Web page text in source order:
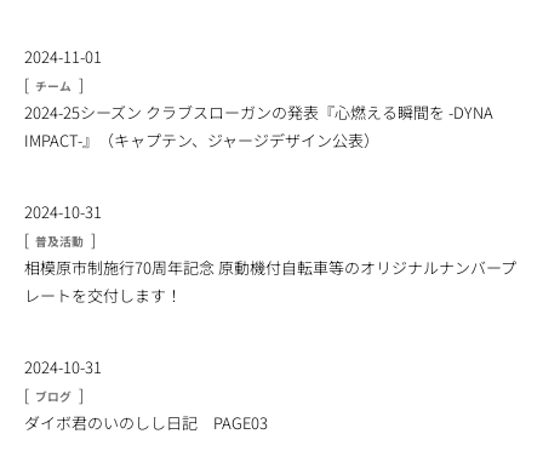
2024-11-01
[ チーム ]
2024-25シーズン クラブスローガンの発表『心燃える瞬間を -DYNA
IMPACT-』（キャプテン、ジャージデザイン公表）
2024-10-31
[ 普及活動 ]
相模原市制施行70周年記念 原動機付自転車等のオリジナルナンバープ
レートを交付します！
2024-10-31
[ ブログ ]
ダイボ君のいのしし日記 PAGE03